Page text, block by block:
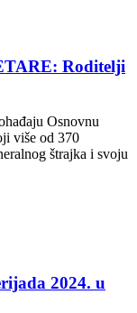
Roditelji
Osnovnu
više od 370
štrajka i svoju
2024. u